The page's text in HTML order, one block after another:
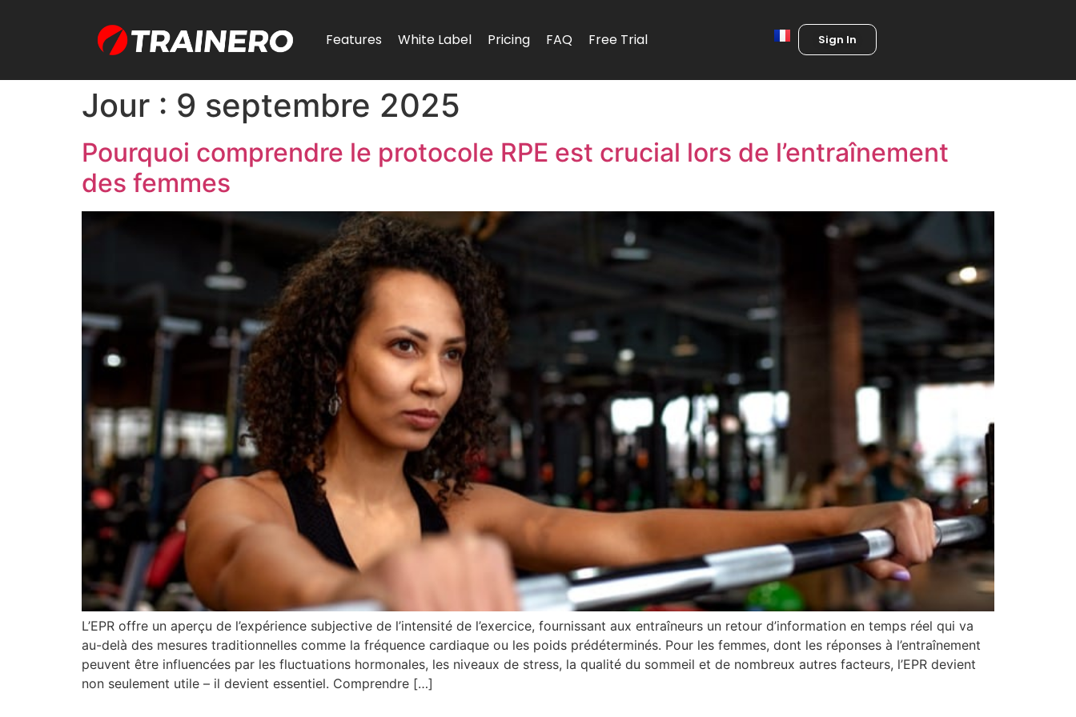
Features White Label Pricing FAQ Free Trial Sign In
Jour : 9 septembre 2025
Pourquoi comprendre le protocole RPE est crucial lors de l’entraînement
des femmes
L’EPR offre un aperçu de l’expérience subjective de l’intensité de l’exercice, fournissant aux entraîneurs un retour d’information en temps réel qui va
au-delà des mesures traditionnelles comme la fréquence cardiaque ou les poids prédéterminés. Pour les femmes, dont les réponses à l’entraînement
peuvent être influencées par les fluctuations hormonales, les niveaux de stress, la qualité du sommeil et de nombreux autres facteurs, l’EPR devient
non seulement utile – il devient essentiel. Comprendre […]